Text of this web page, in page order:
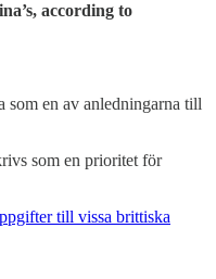
according to
som en av anledningarna till
som en prioritet för
till vissa brittiska